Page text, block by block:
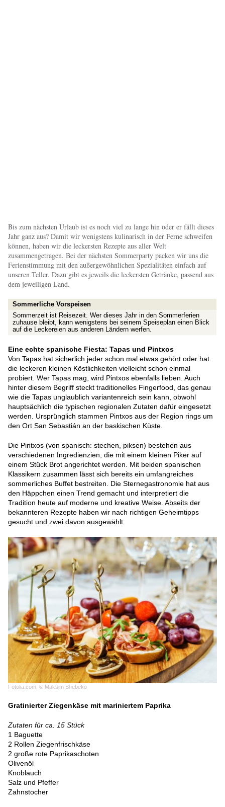
Bis zum nächsten Urlaub ist es noch viel zu lange hin oder er fällt dieses
Jahr ganz aus? Damit wir wenigstens kulinarisch in der Ferne schweifen
können, haben wir die leckersten Rezepte aus aller Welt
zusammengetragen. Bei der nächsten Sommerparty packen wir uns die
Ferienstimmung mit den außergewöhnlichen Spezialitäten einfach auf
unseren Teller. Dazu gibt es jeweils die leckersten Getränke, passend aus
dem jeweiligen Land.
Sommerliche Vorspeisen
Sommerzeit ist Reisezeit. Wer dieses Jahr in den Sommerferien
zuhause bleibt, kann wenigstens bei seinem Speiseplan einen Blick
auf die Leckereien aus anderen Ländern werfen.
Eine echte spanische Fiesta: Tapas und Pintxos
Von Tapas hat sicherlich jeder schon mal etwas gehört oder hat
die leckeren kleinen Köstlichkeiten vielleicht schon einmal
probiert. Wer Tapas mag, wird Pintxos ebenfalls lieben. Auch
hinter diesem Begriff steckt traditionelles Fingerfood, das genau
wie die Tapas unglaublich variantenreich sein kann, obwohl
hauptsächlich die typischen regionalen Zutaten dafür eingesetzt
werden. Ursprünglich stammen Pintxos aus der Region rings um
den Ort San Sebastián an der baskischen Küste.
Die Pintxos (von spanisch: stechen, piksen) bestehen aus
verschiedenen Ingredienzien, die mit einem kleinen Piker auf
einem Stück Brot angerichtet werden. Mit beiden spanischen
Klassikern zusammen lässt sich bereits ein umfangreiches
sommerliches Buffet bestreiten. Die Sternegastronomie hat aus
den Häppchen einen Trend gemacht und interpretiert die
Tradition heute auf moderne und kreative Weise. Abseits der
bekannteren Rezepte haben wir nach richtigen Geheimtipps
gesucht und zwei davon ausgewählt:
Fotolia.com, © Maksim Shebeko
Gratinierter Ziegenkäse mit mariniertem Paprika
Zutaten für ca. 15 Stück
1 Baguette
2 Rollen Ziegenfrischkäse
2 große rote Paprikaschoten
Olivenöl
Knoblauch
Salz und Pfeffer
Zahnstocher